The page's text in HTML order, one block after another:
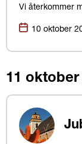
Vi återkommer
Datum:
10 oktober
11 oktober